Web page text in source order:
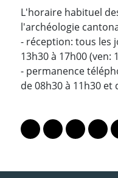
L'horaire habituel
l'archéologie
- réception: tous les
13h30 à 17h00 (ven:
- permanence
de 08h30 à 11h30 et
Lien vers le profil
Lien vers le
Lien vers
Lien